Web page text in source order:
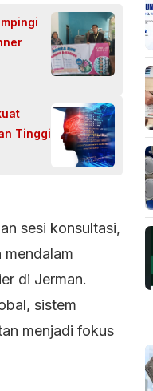
Tinggi
sesi konsultasi,
mendalam
di Jerman.
sistem
menjadi fokus